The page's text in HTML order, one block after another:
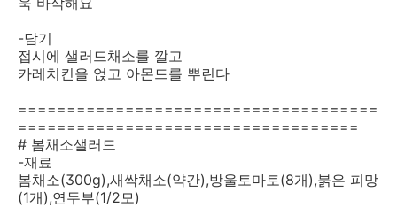
-담기
접시에 샐러드채소를 깔고
카레치킨을 얹고 아몬드를 뿌린다
=====================================
===================================
# 봄채소샐러드
-재료
봄채소(300g),새싹채소(약간),방울토마토(8개),붉은 피망
(1개),연두부(1/2모)